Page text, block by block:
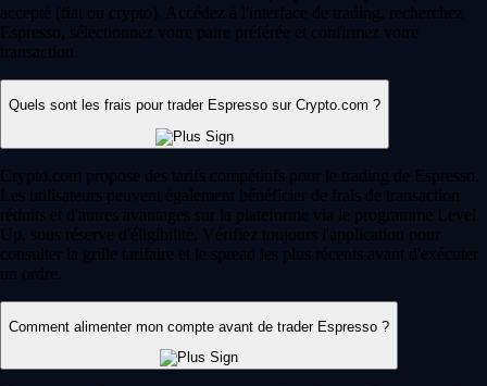
accepté (fiat ou crypto). Accédez à l'interface de trading, recherchez
Espresso, sélectionnez votre paire préférée et confirmez votre
transaction.
Quels sont les frais pour trader Espresso sur Crypto.com ?
Crypto.com propose des tarifs compétitifs pour le trading de Espresso.
Les utilisateurs peuvent également bénéficier de frais de transaction
réduits et d'autres avantages sur la plateforme via le programme Level
Up, sous réserve d'éligibilité. Vérifiez toujours l'application pour
consulter la grille tarifaire et le spread les plus récents avant d'exécuter
un ordre.
Comment alimenter mon compte avant de trader Espresso ?